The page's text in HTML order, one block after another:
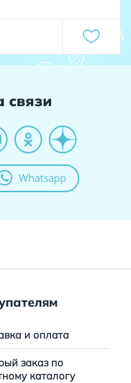
связи
Whatsapp
и оплата
заказ по
каталогу